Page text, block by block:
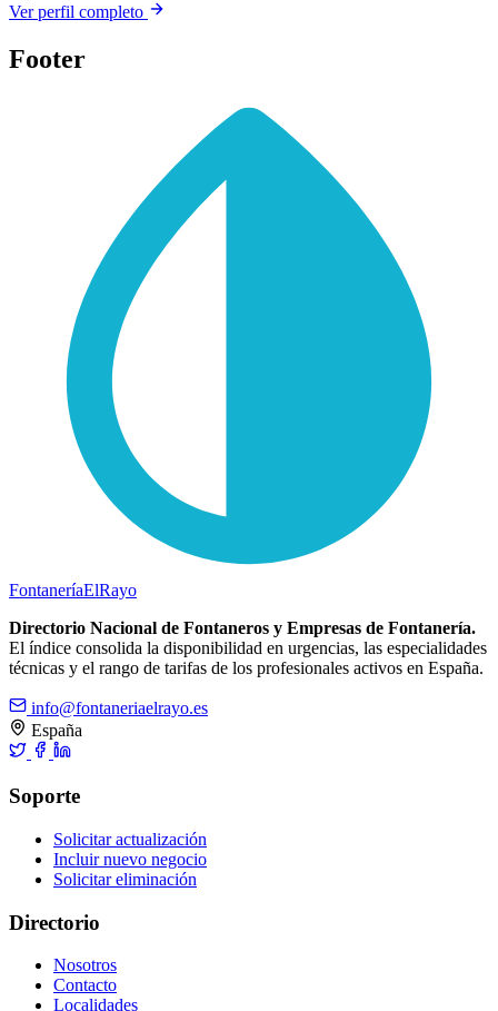
Ver perfil completo
Footer
FontaneríaElRayo
Directorio Nacional de Fontaneros y Empresas de Fontanería.
El índice consolida la disponibilidad en urgencias, las especialidades
técnicas y el rango de tarifas de los profesionales activos en España.
info@fontaneriaelrayo.es
España
Soporte
Solicitar actualización
Incluir nuevo negocio
Solicitar eliminación
Directorio
Nosotros
Contacto
Localidades